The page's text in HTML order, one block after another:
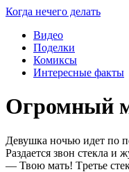
Когда нечего делать
Видео
Поделки
Комиксы
Интересные факты
Огромный
Девушка ночью идет по
Раздается звон стекла и
— Твою мать! Тpетье